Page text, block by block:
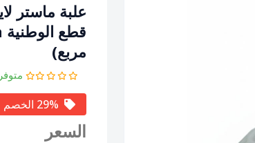
قطع الوطنية ELwatania صنع فى مصر
مربع)
متوفر
السعر